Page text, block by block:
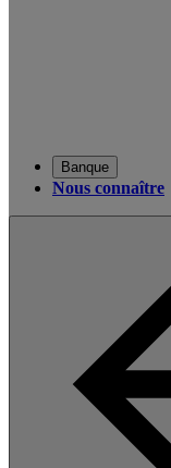
Banque
Nous connaître